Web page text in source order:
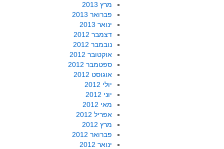
מרץ 2013
פברואר 2013
ינואר 2013
דצמבר 2012
נובמבר 2012
אוקטובר 2012
ספטמבר 2012
אוגוסט 2012
יולי 2012
יוני 2012
מאי 2012
אפריל 2012
מרץ 2012
פברואר 2012
ינואר 2012